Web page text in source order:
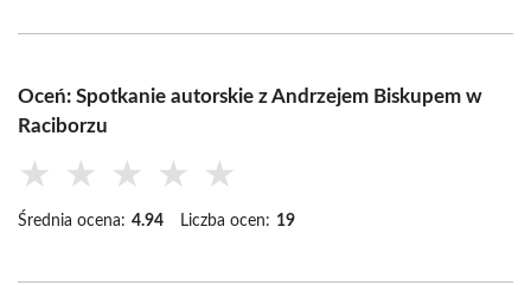
Oceń: Spotkanie autorskie z Andrzejem Biskupem w
Raciborzu
★ ★ ★ ★ ★
Średnia ocena: 4.94 Liczba ocen: 19